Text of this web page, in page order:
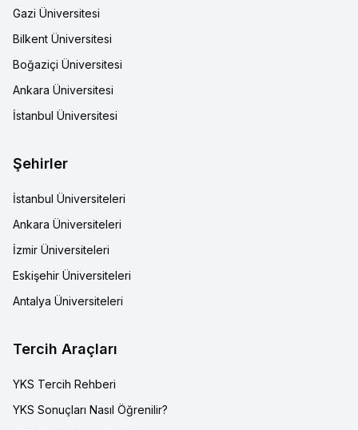
Gazi Üniversitesi
Bilkent Üniversitesi
Boğaziçi Üniversitesi
Ankara Üniversitesi
İstanbul Üniversitesi
Şehirler
İstanbul Üniversiteleri
Ankara Üniversiteleri
İzmir Üniversiteleri
Eskişehir Üniversiteleri
Antalya Üniversiteleri
Tercih Araçları
YKS Tercih Rehberi
YKS Sonuçları Nasıl Öğrenilir?